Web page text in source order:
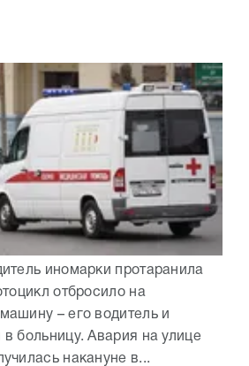
иномарки протаранила
отбросило на
– его водитель и
больницу. Авария на улице
накануне в...